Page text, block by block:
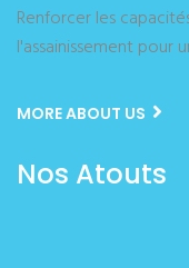
Renforcer les
l'assainissement pour
MORE ABOUT US
Nos Atouts